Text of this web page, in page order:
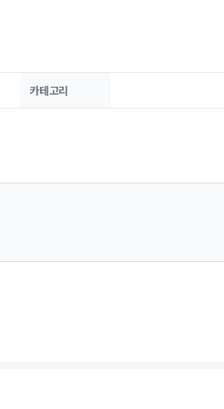
카테고리